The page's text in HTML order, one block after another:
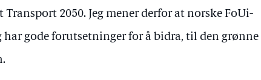
2050. Jeg mener derfor at norske FoUi-
har gode forutsetninger for å bidra, til den grønne